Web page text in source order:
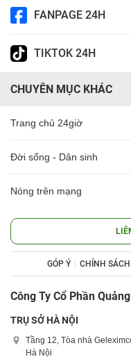
FANPAGE 24H
TIKTOK 24H
CHUYÊN MỤC KHÁC
Trang chủ 24giờ
Đời sống - Dân sinh
Nóng trên mạng
GÓP Ý CHÍNH
Công Ty Cổ Phần
TRỤ SỞ HÀ NỘI
Tầng 12, Tòa nhà
Hà Nội